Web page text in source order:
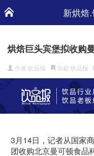
新烘焙
烘焙巨头宾堡拟收购
作者:饮品报 出处:饮品报
3月14日，记者从国家
团收购北京曼可顿食品